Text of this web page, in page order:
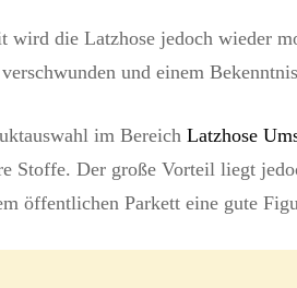
wird die Latzhose jedoch wieder
und einem
im Bereich Latzhose
Stoffe. Der große Vorteil liegt
öffentlichen Parkett eine gute